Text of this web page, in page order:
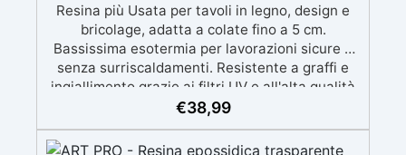
Resina più Usata per tavoli in legno, design e
bricolage, adatta a colate fino a 5 cm.
Bassissima esotermia per lavorazioni sicure e
senza surriscaldamenti. Resistente a graffi e
ingiallimento grazie ai filtri UV e all'alta qualità
meccanica. Bassa viscosità per eliminare bolle
BPA/VOC free e certificata per il contatto
€38,99